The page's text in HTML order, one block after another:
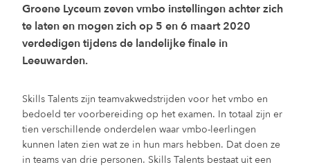
Groene Lyceum zeven vmbo instellingen achter zich
te laten en mogen zich op 5 en 6 maart 2020
verdedigen tijdens de landelijke finale in
Leeuwarden.
Skills Talents zijn teamvakwedstrijden voor het vmbo en
bedoeld ter voorbereiding op het examen. In totaal zijn er
tien verschillende onderdelen waar vmbo-leerlingen
kunnen laten zien wat ze in hun mars hebben. Dat doen ze
in teams van drie personen. Skills Talents bestaat uit een